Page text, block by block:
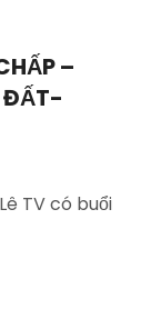
–
ĐẤT-
TV có buổi